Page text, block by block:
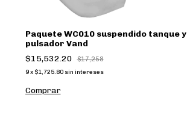
Paquete WC010 suspendido tanque y
pulsador Vand
$15,532.20
$17,258
9 x $1,725.80 sin intereses